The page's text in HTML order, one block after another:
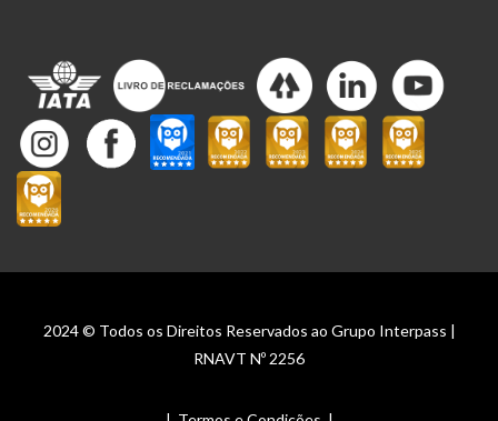
2024 © Todos os Direitos Reservados ao Grupo Interpass |
RNAVT Nº 2256